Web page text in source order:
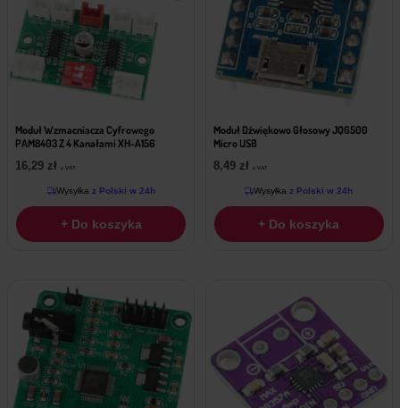
Moduł Wzmacniacza Cyfrowego
PAM8403 Z 4 Kanałami XH-A156
16,29 zł z VAT
Wysyłka z Polski w 24h
+ Do koszyka
Moduł Dźwiękowo Głosowy JQ6500
Micro USB
8,49 zł z VAT
Wysyłka z Polski w 24h
+ Do koszyka